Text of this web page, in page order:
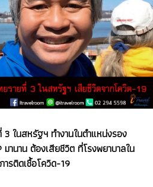
ในสหรัฐฯ ทำงานในตำแหน่งรอง
านาน ต้องเสียชีวิต ที่โรงพยาบาลใน
รติดเชื้อโควิด-19